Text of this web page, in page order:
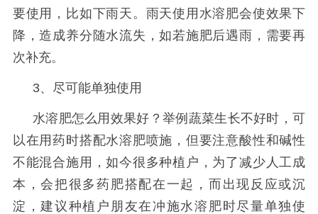
要使用，比如下雨天。雨天使用水溶肥会使效果下
降，造成养分随水流失，如若施肥后遇雨，需要再
次补充。
3、尽可能单独使用
水溶肥怎么用效果好？举例蔬菜生长不好时，可
以在用药时搭配水溶肥喷施，但要注意酸性和碱性
不能混合施用，如今很多种植户，为了减少人工成
本，会把很多药肥搭配在一起，而出现反应或沉
淀，建议种植户朋友在冲施水溶肥时尽量单独使